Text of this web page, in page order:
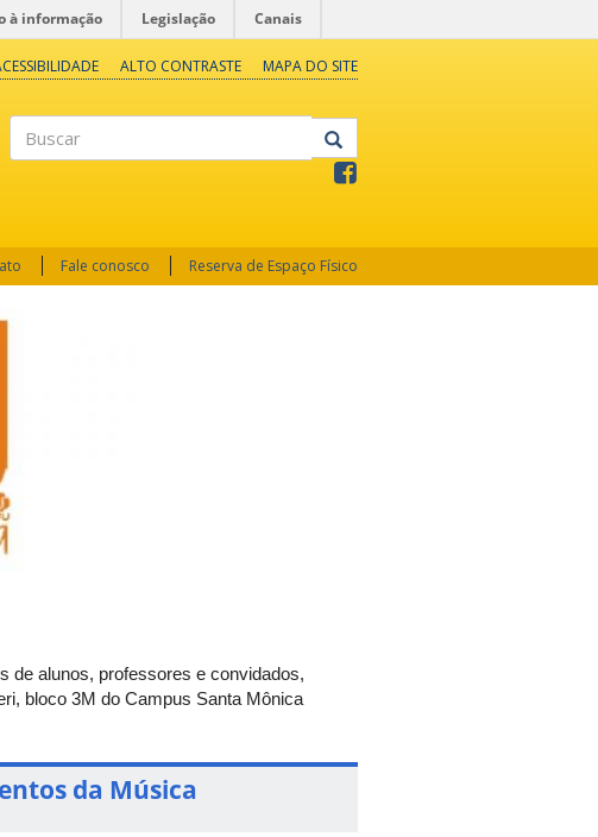
à informação Legislação Canais
ALTO CONTRASTE MAPA DO SITE
Fale conosco Reserva de Espaço Físico
de alunos, professores e convidados,
bloco 3M do Campus Santa Mônica
da Música